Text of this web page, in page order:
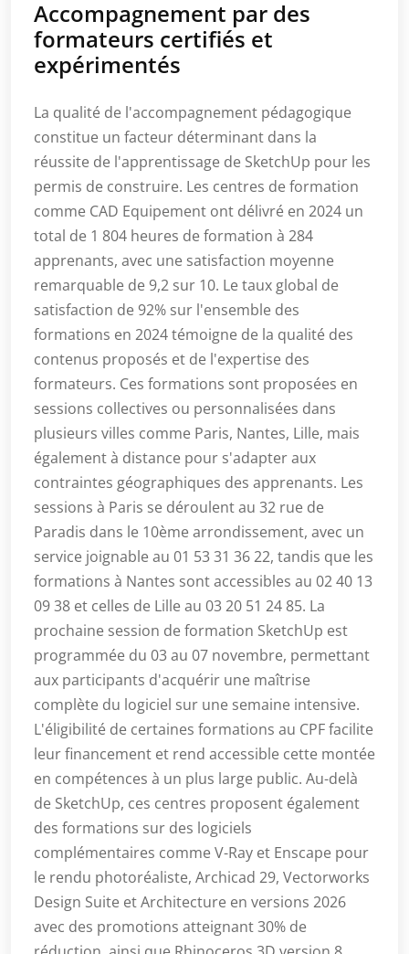
Accompagnement par des
formateurs certifiés et
expérimentés
La qualité de l'accompagnement pédagogique
constitue un facteur déterminant dans la
réussite de l'apprentissage de SketchUp pour les
permis de construire. Les centres de formation
comme CAD Equipement ont délivré en 2024 un
total de 1 804 heures de formation à 284
apprenants, avec une satisfaction moyenne
remarquable de 9,2 sur 10. Le taux global de
satisfaction de 92% sur l'ensemble des
formations en 2024 témoigne de la qualité des
contenus proposés et de l'expertise des
formateurs. Ces formations sont proposées en
sessions collectives ou personnalisées dans
plusieurs villes comme Paris, Nantes, Lille, mais
également à distance pour s'adapter aux
contraintes géographiques des apprenants. Les
sessions à Paris se déroulent au 32 rue de
Paradis dans le 10ème arrondissement, avec un
service joignable au 01 53 31 36 22, tandis que les
formations à Nantes sont accessibles au 02 40 13
09 38 et celles de Lille au 03 20 51 24 85. La
prochaine session de formation SketchUp est
programmée du 03 au 07 novembre, permettant
aux participants d'acquérir une maîtrise
complète du logiciel sur une semaine intensive.
L'éligibilité de certaines formations au CPF facilite
leur financement et rend accessible cette montée
en compétences à un plus large public. Au-delà
de SketchUp, ces centres proposent également
des formations sur des logiciels
complémentaires comme V-Ray et Enscape pour
le rendu photoréaliste, Archicad 29, Vectorworks
Design Suite et Architecture en versions 2026
avec des promotions atteignant 30% de